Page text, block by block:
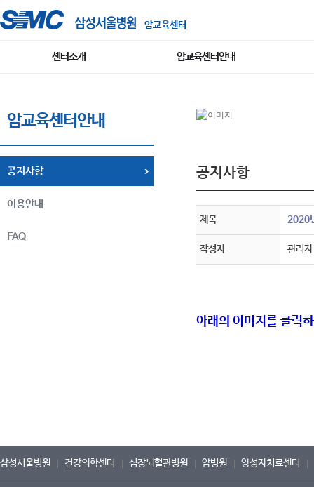
암교육센터
센터소개 암교육센터안내
암교육센터안내
공지사항
이용안내
FAQ
공지사항
제목 2020
작성자 관리자
아래의 이미지를 클릭
삼성서울병원 건강의학센터 심장뇌혈관병원 암병원 양성자치료센터